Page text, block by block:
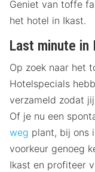
Geniet van toffe
het hotel in Ikast.
Last minute in
Op zoek naar het
Hotelspecials
verzameld zodat
Of je nu een
weg plant, bij ons
voorkeur genoeg
Ikast en profiteer